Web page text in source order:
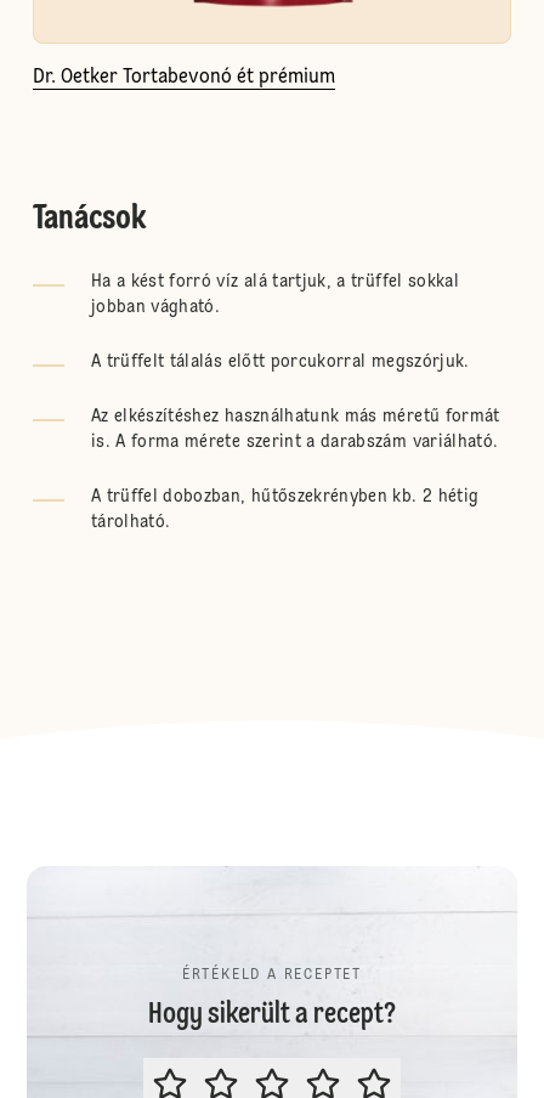
Dr. Oetker Tortabevonó ét prémium
Tanácsok
Ha a kést forró víz alá tartjuk, a trüffel sokkal
jobban vágható.
A trüffelt tálalás előtt porcukorral megszórjuk.
Az elkészítéshez használhatunk más méretű formát
is. A forma mérete szerint a darabszám variálható.
A trüffel dobozban, hűtőszekrényben kb. 2 hétig
tárolható.
ÉRTÉKELD A RECEPTET
Hogy sikerült a recept?
ÉRTÉKELD A RECEPTET